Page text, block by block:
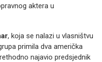
aktera u
, koja se nalazi u vlasništvu
primila dva američka
najavio predsjednik